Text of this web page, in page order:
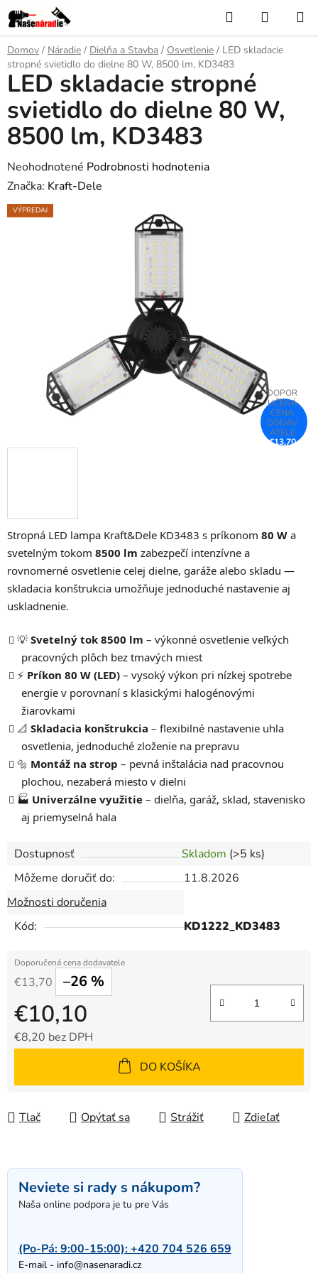
Prejsť
na
obsah
Hľadať
KOŠÍK
Domov / Náradie / Dielňa a Stavba / Osvetlenie / LED skladacie
stropné svietidlo do dielne 80 W, 8500 lm, KD3483
Stropná LED lampa Kraft&Dele KD3483 s príkonom 80 W a
svetelným tokom 8500 lm zabezpečí intenzívne a
rovnomerné osvetlenie celej dielne, garáže alebo skladu —
skladacia konštrukcia umožňuje jednoduché nastavenie aj
uskladnenie.
💡 Svetelný tok 8500 lm – výkonné osvetlenie veľkých
pracovných plôch bez tmavých miest
⚡ Príkon 80 W (LED) – vysoký výkon pri nízkej spotrebe
energie v porovnaní s klasickými halogénovými
žiarovkami
📐 Skladacia konštrukcia – flexibilné nastavenie uhla
osvetlenia, jednoduché zloženie na prepravu
🔩 Montáž na strop – pevná inštalácia nad pracovnou
plochou, nezaberá miesto v dielni
🏭 Univerzálne využitie – dielňa, garáž, sklad, stavenisko
aj priemyselná hala
Dostupnosť Skladom (>5 ks)
Môžeme doručiť do:
11.8.2026
Možnosti doručenia
Kód:
KD1222_KD3483
€13,70 –26 %
€10,10
€8,20 bez DPH
DO KOŠÍKA
Tlač Opýtať sa Strážiť Zdieľať
LED skladacie stropné
svietidlo do dielne 80 W,
8500 lm, KD3483
Priemerné
hodnotenie
produktu
Neohodnotené Podrobnosti hodnotenia
Značka: Kraft-Dele
VÝPREDAJ
€13,70
Neviete si rady s nákupom?
Naša online podpora je tu pre Vás
(Po-Pá: 9:00-15:00):+420 704 526 659
E-mail - info@nasenaradi.cz